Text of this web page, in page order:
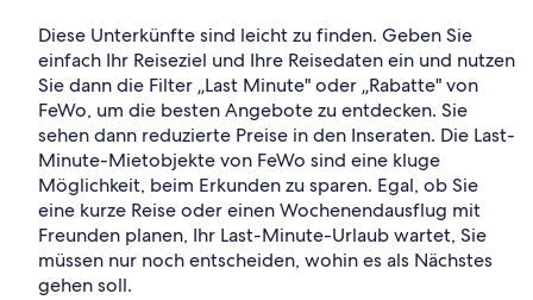
Diese Unterkünfte sind leicht zu finden. Geben Sie
einfach Ihr Reiseziel und Ihre Reisedaten ein und nutzen
Sie dann die Filter „Last Minute" oder „Rabatte" von
FeWo, um die besten Angebote zu entdecken. Sie
sehen dann reduzierte Preise in den Inseraten. Die Last-
Minute-Mietobjekte von FeWo sind eine kluge
Möglichkeit, beim Erkunden zu sparen. Egal, ob Sie
eine kurze Reise oder einen Wochenendausflug mit
Freunden planen, Ihr Last-Minute-Urlaub wartet, Sie
müssen nur noch entscheiden, wohin es als Nächstes
gehen soll.